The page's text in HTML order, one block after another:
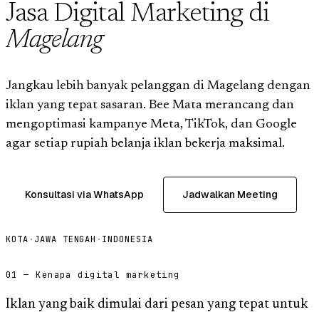
Jasa Digital Marketing di
Magelang
Jangkau lebih banyak pelanggan di Magelang dengan
iklan yang tepat sasaran. Bee Mata merancang dan
mengoptimasi kampanye Meta, TikTok, dan Google
agar setiap rupiah belanja iklan bekerja maksimal.
Konsultasi via WhatsApp Jadwalkan Meeting
KOTA · JAWA TENGAH · INDONESIA
01 — Kenapa digital marketing
Iklan yang baik dimulai dari pesan yang tepat untuk